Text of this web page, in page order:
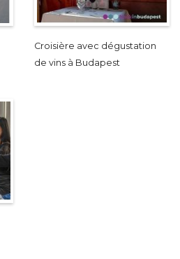
Croisière avec dégustation
de vins à Budapest